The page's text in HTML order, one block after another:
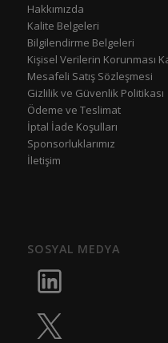
Hakkımızda
Kalite Belgeleri
Bilgilendirme Belgeleri
Kişisel Verilerin Korunması
Mesafeli Satış Sözleşmesi
Gizlilik ve Güvenlik Politikası
Ödeme ve Teslimat
İptal İade Koşulları
Sponsorluklarımız
İletişim
SOSYAL MEDYA